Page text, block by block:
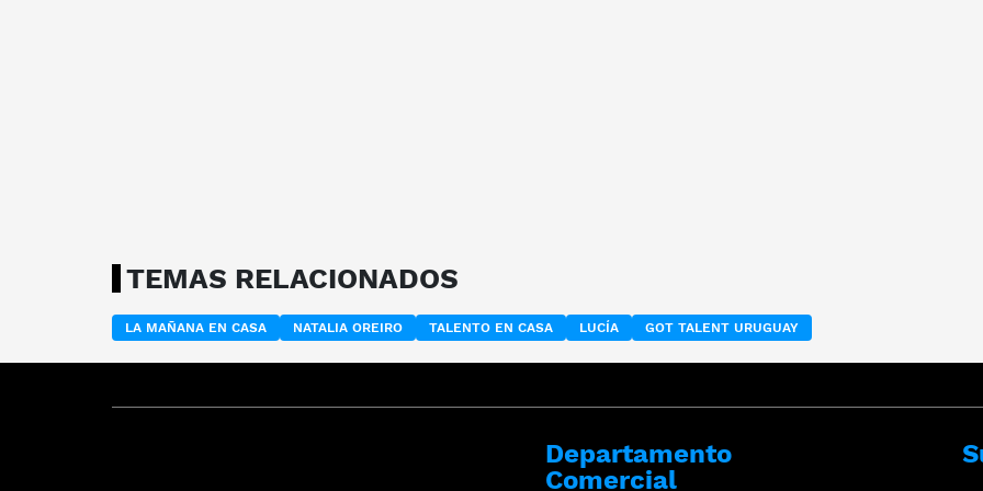
TEMAS RELACIONADOS
LA MAÑANA EN CASA NATALIA OREIRO TALENTO EN CASA LUCÍA GOT TALENT URUGUAY
Departamento
Comercial